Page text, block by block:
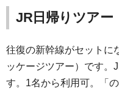
JR日帰りツアー
往復の新幹線がセットに
ッケージツアー）です。
す。1名から利用可。「